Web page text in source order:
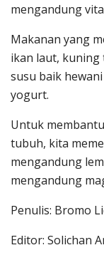
mengandung
Makanan yang
ikan laut, kuning
susu baik
yogurt.
Untuk
tubuh, kita
mengandung
mengandung
Penulis: Bromo
Editor: Solichan